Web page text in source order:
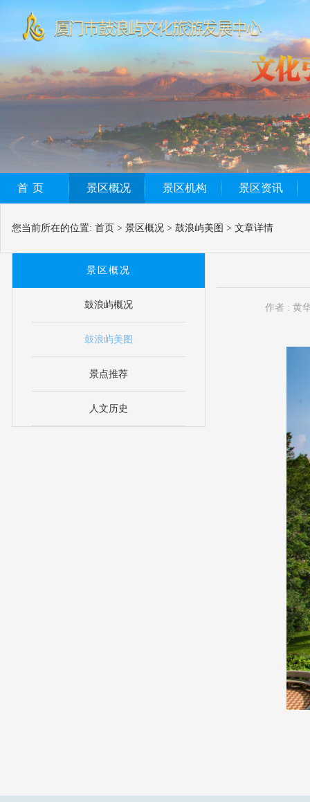
首页 景区概况 景区机构 景区资讯
您当前所在的位置: 首页 > 景区概况 > 鼓浪屿美图 > 文章详情
景区概况
鼓浪屿概况
鼓浪屿美图
景点推荐
人文历史
作者 : 黄